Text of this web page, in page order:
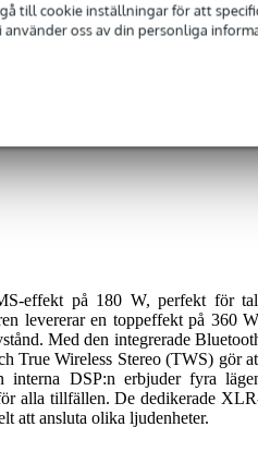
till cookie inställningar för att
oss av din personliga
effekt på 180 W, perfekt för
levererar en toppeffekt på 360
Med den integrerade
True Wireless Stereo (TWS) gör
interna DSP:n erbjuder fyra
alla tillfällen. De dedikerade
att ansluta olika ljudenheter.